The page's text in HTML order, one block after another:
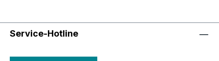
Service-Hotline